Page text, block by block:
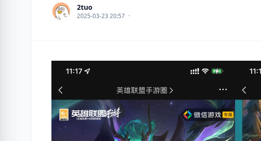
2tuo
2025-03-23 20:57 ·